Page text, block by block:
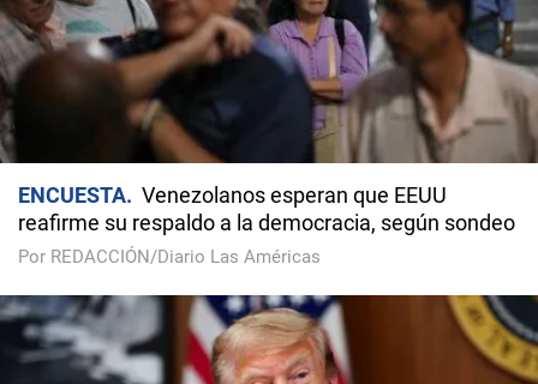
ENCUESTA
Venezolanos esperan que EEUU
reafirme su respaldo a la democracia, según sondeo
Por REDACCIÓN/Diario Las Américas